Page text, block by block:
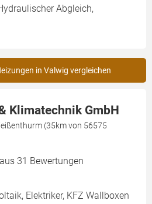
Abgleich,
in Valwig vergleichen
Klimatechnik GmbH
(35km von 56575
31 Bewertungen
Elektriker, KFZ Wallboxen